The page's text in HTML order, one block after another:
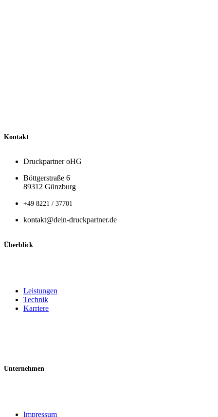
Kontakt
Druckpartner oHG
Böttgerstraße 6
89312 Günzburg
+49 8221 / 37701
kontakt@dein-druckpartner.de
Überblick
Leistungen
Technik
Karriere
Unternehmen
Impressum